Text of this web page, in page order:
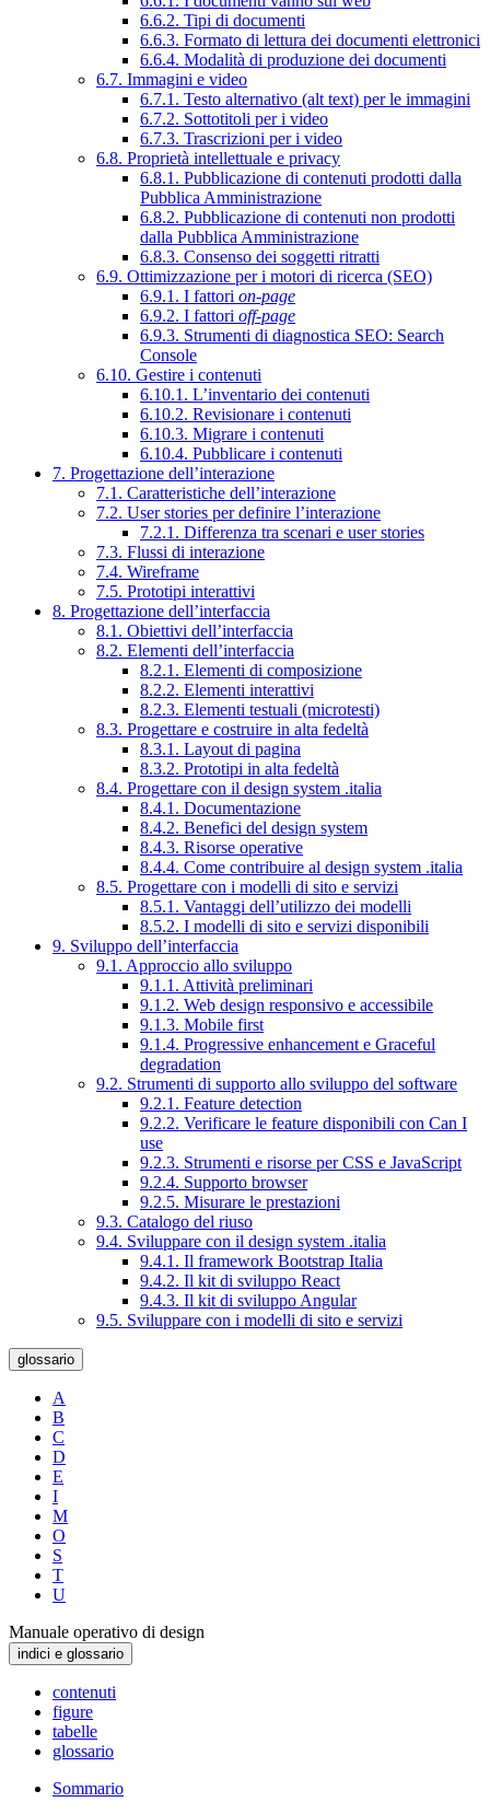
6.6.2. Tipi di documenti
6.6.3. Formato di lettura dei documenti elettronici
6.6.4. Modalità di produzione dei documenti
6.7. Immagini e video
6.7.1. Testo alternativo (alt text) per le immagini
6.7.2. Sottotitoli per i video
6.7.3. Trascrizioni per i video
6.8. Proprietà intellettuale e privacy
6.8.1. Pubblicazione di contenuti prodotti dalla
Pubblica Amministrazione
6.8.2. Pubblicazione di contenuti non prodotti
dalla Pubblica Amministrazione
6.8.3. Consenso dei soggetti ritratti
6.9. Ottimizzazione per i motori di ricerca (SEO)
6.9.1. I fattori on-page
6.9.2. I fattori off-page
6.9.3. Strumenti di diagnostica SEO: Search
Console
6.10. Gestire i contenuti
6.10.1. L’inventario dei contenuti
6.10.2. Revisionare i contenuti
6.10.3. Migrare i contenuti
6.10.4. Pubblicare i contenuti
7. Progettazione dell’interazione
7.1. Caratteristiche dell’interazione
7.2. User stories per definire l’interazione
7.2.1. Differenza tra scenari e user stories
7.3. Flussi di interazione
7.4. Wireframe
7.5. Prototipi interattivi
8. Progettazione dell’interfaccia
8.1. Obiettivi dell’interfaccia
8.2. Elementi dell’interfaccia
8.2.1. Elementi di composizione
8.2.2. Elementi interattivi
8.2.3. Elementi testuali (microtesti)
8.3. Progettare e costruire in alta fedeltà
8.3.1. Layout di pagina
8.3.2. Prototipi in alta fedeltà
8.4. Progettare con il design system .italia
8.4.1. Documentazione
8.4.2. Benefici del design system
8.4.3. Risorse operative
8.4.4. Come contribuire al design system .italia
8.5. Progettare con i modelli di sito e servizi
8.5.1. Vantaggi dell’utilizzo dei modelli
8.5.2. I modelli di sito e servizi disponibili
9. Sviluppo dell’interfaccia
9.1. Approccio allo sviluppo
9.1.1. Attività preliminari
9.1.2. Web design responsivo e accessibile
9.1.3. Mobile first
9.1.4. Progressive enhancement e Graceful
degradation
9.2. Strumenti di supporto allo sviluppo del software
9.2.1. Feature detection
9.2.2. Verificare le feature disponibili con Can I
use
9.2.3. Strumenti e risorse per CSS e JavaScript
9.2.4. Supporto browser
9.2.5. Misurare le prestazioni
9.3. Catalogo del riuso
9.4. Sviluppare con il design system .italia
9.4.1. Il framework Bootstrap Italia
9.4.2. Il kit di sviluppo React
9.4.3. Il kit di sviluppo Angular
9.5. Sviluppare con i modelli di sito e servizi
glossario
A
B
C
D
E
I
M
O
S
T
U
Manuale operativo di design
indici e glossario
contenuti
figure
tabelle
glossario
Sommario